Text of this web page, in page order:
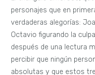
La referencia bíblica de
de alcanzar la
través del perdón de
Señor: ¡Señor, escucha
su bondad, y la
Israel de todas susculpas